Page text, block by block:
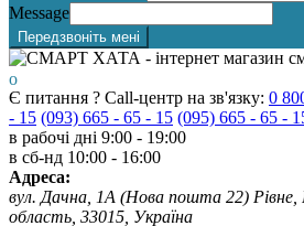
Message
Передзвоніть мені
Є питання ? Call-центр на зв'язку: 0
- 15 (093) 665 - 65 - 15 (095) 665 - 65 -
в рабочі дні 9:00 - 19:00
в сб-нд 10:00 - 16:00
Адреса:
вул. Дачна, 1А (Нова пошта 22) Рівне,
область, 33015, Україна